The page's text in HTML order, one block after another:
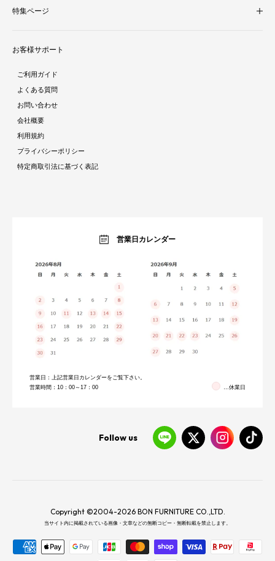
照明・ライト
ダイニング
ソファ・クッション
チェア・座椅子
デスク
ミラー・ドレッサー
パーテーション・衝立
ベッド・寝具
特集ページ
人気商品ランキング
お客様サポート
ご利用ガイド
よくある質問
お問い合わせ
会社概要
利用規約
プライバシーポリシー
特定商取引法に基づく表記
営業日カレンダー
営業日：上記営業日カレンダーをご覧下さい。
営業時間：10：00～17：00
…休業日
Follow us
Copyright ©2004-2026 BON FURNITURE CO.,LTD.
当サイト内に掲載されている画像・文章などの無断コピー・無断転載を禁止します。